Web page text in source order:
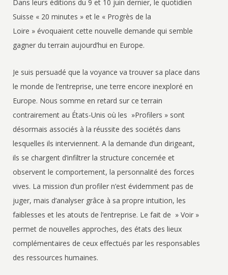
Dans leurs éditions du 9 et 10 juin dernier, le quotidien
Suisse « 20 minutes » et le « Progrès de la
Loire » évoquaient cette nouvelle demande qui semble
gagner du terrain aujourd’hui en Europe.
Je suis persuadé que la voyance va trouver sa place dans
le monde de l’entreprise, une terre encore inexploré en
Europe. Nous somme en retard sur ce terrain
contrairement au États-Unis où les »Profilers » sont
désormais associés à la réussite des sociétés dans
lesquelles ils interviennent. A la demande d’un dirigeant,
ils se chargent d’infiltrer la structure concernée et
observent le comportement, la personnalité des forces
vives. La mission d’un profiler n’est évidemment pas de
juger, mais d’analyser grâce à sa propre intuition, les
faiblesses et les atouts de l’entreprise. Le fait de » Voir »
permet de nouvelles approches, des états des lieux
complémentaires de ceux effectués par les responsables
des ressources humaines.